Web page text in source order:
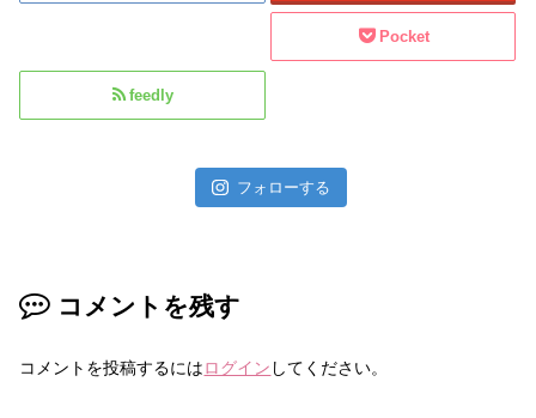
Pocket
feedly
フォローする
コメントを残す
コメントを投稿するにはログイン してください。